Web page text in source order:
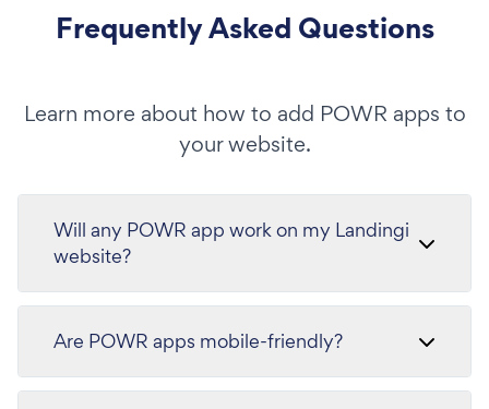
Frequently Asked Questions
Learn more about how to add POWR apps to
your website.
Will any POWR app work on my Landingi
website?
Are POWR apps mobile-friendly?